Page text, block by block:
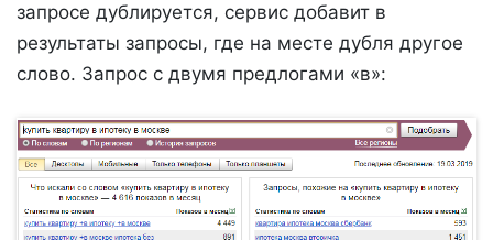
запросе дублируется, сервис добавит в
результаты запросы, где на месте дубля другое
слово. Запрос с двумя предлогами «в»: